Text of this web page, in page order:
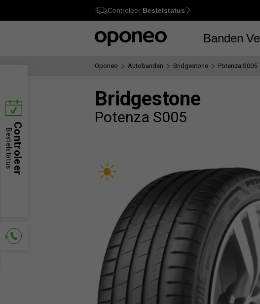
Ctrl M
Controleer Bestelstatus
Banden
Oponeo Autobanden Bridgestone Potenza S005
Bridgestone
Potenza S005
Controleer
Bestelstatus